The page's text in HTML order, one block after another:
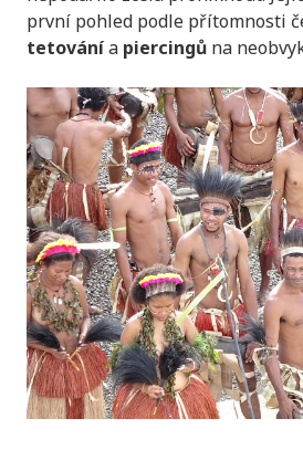
první pohled podle přítomnosti
tetovánía piercingů na